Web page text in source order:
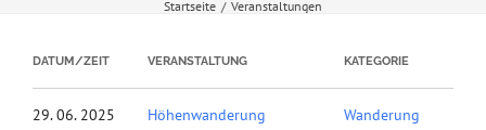
Startseite / Veranstaltungen
DATUM/ZEIT VERANSTALTUNG KATEGORIE
29. 06. 2025
Höhenwanderung
Wanderung